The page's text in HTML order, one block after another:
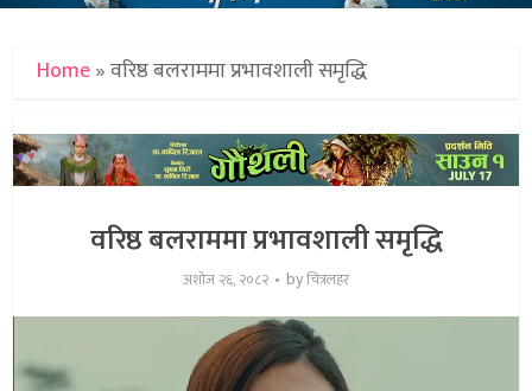
Home»वरिष्ठ बलराममा प्रभावशाली समृद्धि
वरिष्ठ बलराममा प्रभावशाली समृद्धि
अशोज २६, २०८२ byचित्रलहर